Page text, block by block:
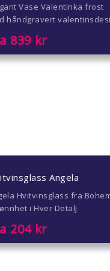
Vase Valentinka frost
håndgravert
839kr
Angela
Hvitvinsglass fra
i Hver Detalj
204kr